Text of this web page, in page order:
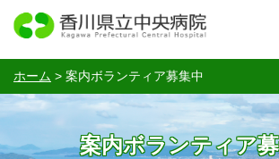
ホーム > 案内ボランティア募集中
案内ボランティア